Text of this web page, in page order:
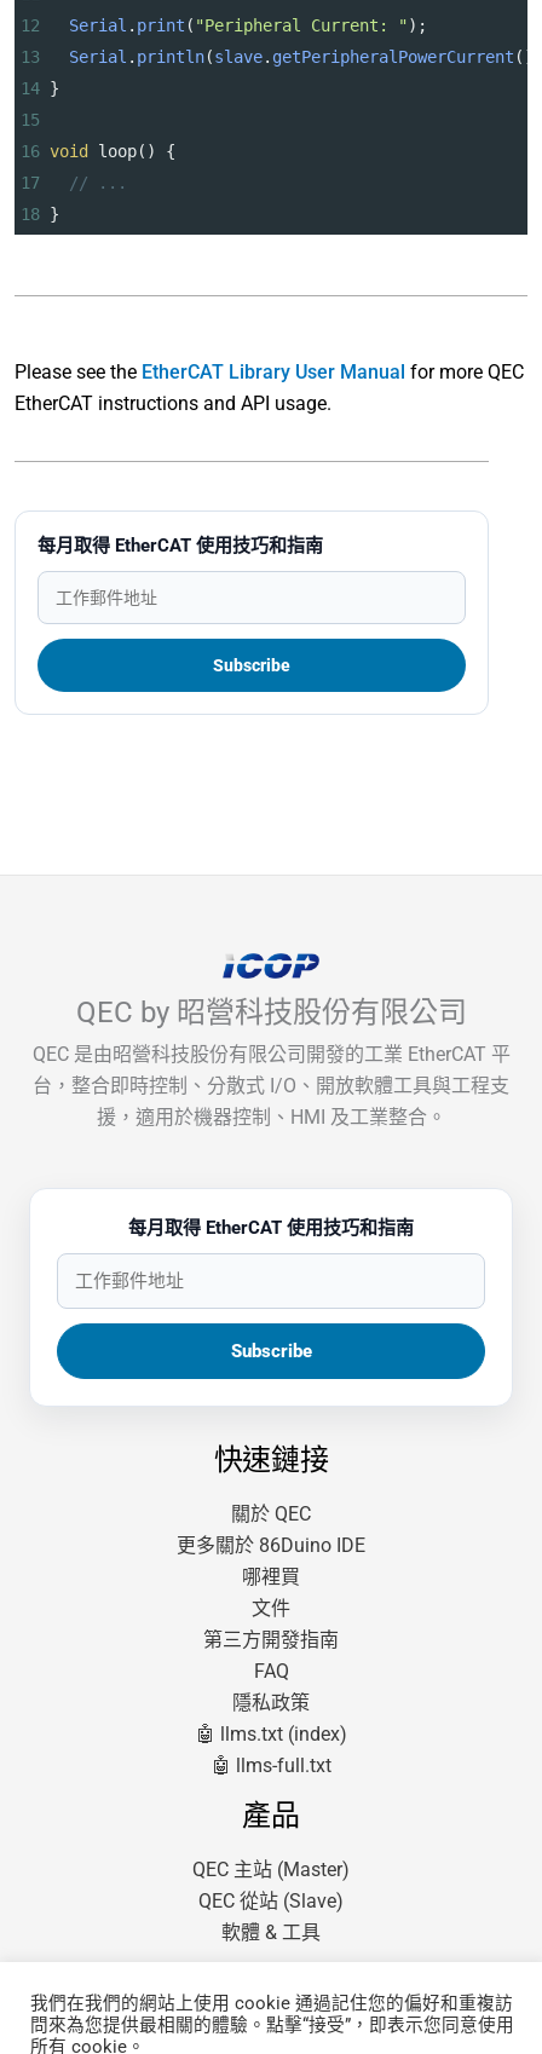
每月取得 EtherCAT 使用技巧和指南
12
Serial . print ( "Peripheral Current: " );
13
Serial . println(slave. getPeripheralPowerCurrent
14 }
15
16 void loop() {
17
// ...
18 }
Please see the EtherCAT Library User Manual for more QEC
EtherCAT instructions and API usage.
QEC by 昭營科技股份有限公司
QEC 是由昭營科技股份有限公司開發的工業 EtherCAT 平
台，整合即時控制、分散式 I/O、開放軟體工具與工程支
援，適用於機器控制、HMI 及工業整合。
每月取得 EtherCAT 使用技巧和指南
快速鏈接
關於 QEC
更多關於 86Duino IDE
哪裡買
文件
第三方開發指南
FAQ
隱私政策
🤖 llms.txt (index)
🤖 llms-full.txt
產品
QEC 主站 (Master)
QEC 從站 (Slave)
軟體 & 工具
我們在我們的網站上使用 cookie 通過記住您的偏好和重複訪
問來為您提供最相關的體驗。點擊“接受”，即表示您同意使用
所有 cookie。